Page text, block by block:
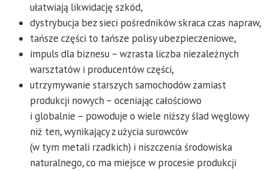
ułatwiają likwidację szkód,
dystrybucja bez sieci pośredników skraca czas napraw,
tańsze części to tańsze polisy ubezpieczeniowe,
impuls dla biznesu – wzrasta liczba niezależnych
warsztatów i producentów części,
utrzymywanie starszych samochodów zamiast
produkcji nowych – oceniając całościowo
i globalnie – powoduje o wiele niższy ślad węglowy
niż ten, wynikający z użycia surowców
(w tym metali rzadkich) i niszczenia środowiska
naturalnego, co ma miejsce w procesie produkcji